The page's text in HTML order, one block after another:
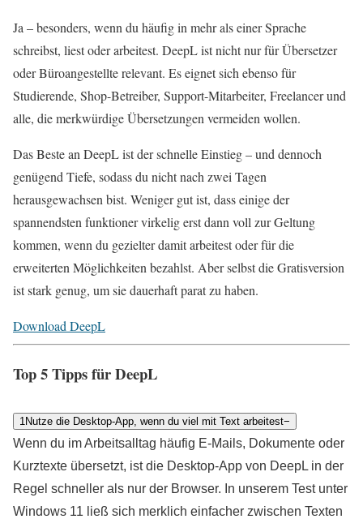
Ja – besonders, wenn du häufig in mehr als einer Sprache
schreibst, liest oder arbeitest. DeepL ist nicht nur für Übersetzer
oder Büroangestellte relevant. Es eignet sich ebenso für
Studierende, Shop-Betreiber, Support-Mitarbeiter, Freelancer und
alle, die merkwürdige Übersetzungen vermeiden wollen.
Das Beste an DeepL ist der schnelle Einstieg – und dennoch
genügend Tiefe, sodass du nicht nach zwei Tagen
herausgewachsen bist. Weniger gut ist, dass einige der
spannendsten funktioner virkelig erst dann voll zur Geltung
kommen, wenn du gezielter damit arbeitest oder für die
erweiterten Möglichkeiten bezahlst. Aber selbst die Gratisversion
ist stark genug, um sie dauerhaft parat zu haben.
Download DeepL
Top 5 Tipps für DeepL
1 Nutze die Desktop-App, wenn du viel mit Text arbeitest−
Wenn du im Arbeitsalltag häufig E‑Mails, Dokumente oder
Kurztexte übersetzt, ist die Desktop-App von DeepL in der
Regel schneller als nur der Browser. In unserem Test unter
Windows 11 ließ sich merklich einfacher zwischen Texten